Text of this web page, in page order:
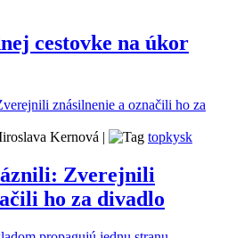
cestovke na úkor
Kernová | topkysk
Zverejnili
ho za divadlo